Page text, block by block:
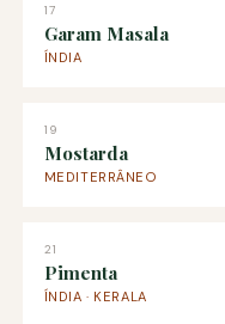
17
Garam Masala
ÍNDIA
19
Mostarda
MEDITERRÂNEO
21
Pimenta
ÍNDIA · KERALA